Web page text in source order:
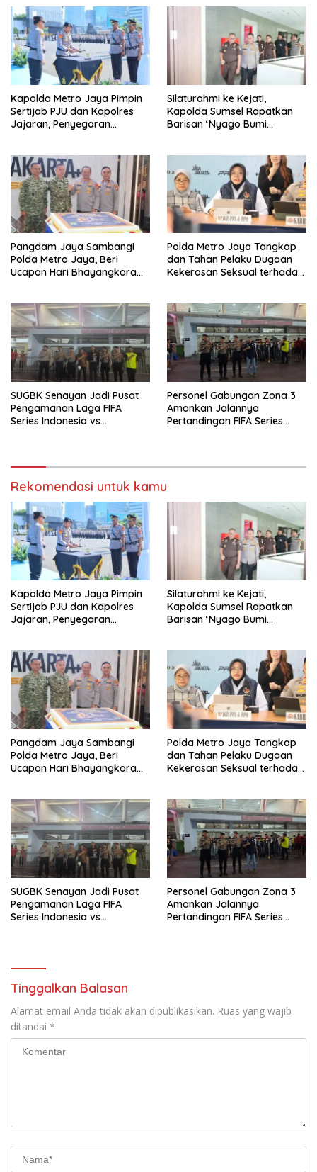
Kapolda Metro Jaya Pimpin
Sertijab PJU dan Kapolres
Jajaran, Penyegaran
Silaturahmi ke Kejati,
Kapolda Sumsel Rapatkan
Barisan ‘Nyago Bumi
Pangdam Jaya Sambangi
Polda Metro Jaya, Beri
Ucapan Hari Bhayangkara
Polda Metro Jaya Tangkap
dan Tahan Pelaku Dugaan
Kekerasan Seksual terhadap
SUGBK Senayan Jadi Pusat
Pengamanan Laga FIFA
Series Indonesia vs
Personel Gabungan Zona 3
Amankan Jalannya
Pertandingan FIFA Series
Rekomendasi untuk kamu
Kapolda Metro Jaya Pimpin
Sertijab PJU dan Kapolres
Jajaran, Penyegaran
Silaturahmi ke Kejati,
Kapolda Sumsel Rapatkan
Barisan ‘Nyago Bumi
Pangdam Jaya Sambangi
Polda Metro Jaya, Beri
Ucapan Hari Bhayangkara
Polda Metro Jaya Tangkap
dan Tahan Pelaku Dugaan
Kekerasan Seksual terhadap
SUGBK Senayan Jadi Pusat
Pengamanan Laga FIFA
Series Indonesia vs
Personel Gabungan Zona 3
Amankan Jalannya
Pertandingan FIFA Series
Tinggalkan Balasan
Alamat email Anda tidak akan dipublikasikan. Ruas yang wajib
ditandai *